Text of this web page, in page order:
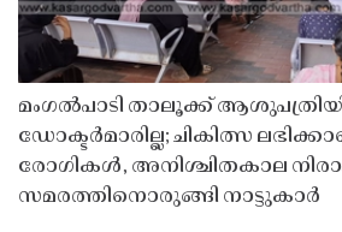
മംഗൽപാടി താലൂക്ക്
ഡോക്ടർമാരില്ല; ചികിത്സ
രോഗികൾ, അനിശ്ചിതകാല
സമരത്തിനൊരുങ്ങി നാട്ടുകാർ